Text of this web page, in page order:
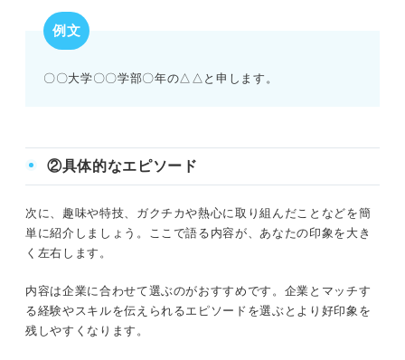
例文
〇〇大学〇〇学部〇年の△△と申します。
②具体的なエピソード
次に、趣味や特技、ガクチカや熱心に取り組んだことなどを簡
単に紹介しましょう。ここで語る内容が、あなたの印象を大き
く左右します。
内容は企業に合わせて選ぶのがおすすめです。企業とマッチす
る経験やスキルを伝えられるエピソードを選ぶとより好印象を
残しやすくなります。